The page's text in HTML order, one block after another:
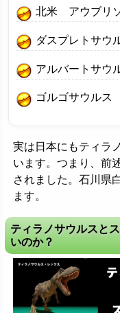
北米 アウブリ
ダスプレトサウ
アルバートサウ
ゴルゴサウル
実は日本にもティラ
います。つまり、前
されました。石川県
ます。
ティラノサウルスと
いのか？